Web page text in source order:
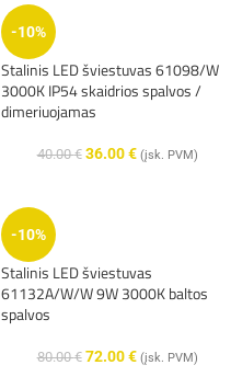
-10%
Stalinis LED šviestuvas 61098/W
3000K IP54 skaidrios spalvos /
dimeriuojamas
40.00€ 36.00€ (įsk. PVM)
-10%
Stalinis LED šviestuvas
61132A/W/W 9W 3000K baltos
spalvos
80.00€ 72.00€ (įsk. PVM)